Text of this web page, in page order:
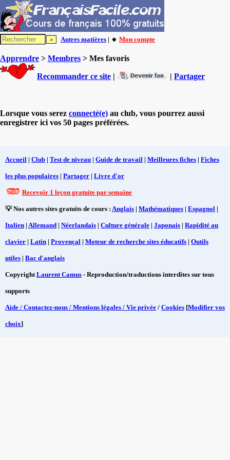
Autres matières | 🔸 Mon compte
Apprendre > Membres > Mes favoris
Recommander ce site | | Partager
Lorsque vous serez connecté(e) au club, vous pourrez aussi
enregistrer ici vos 50 pages préférées.
Accueil | Club | Test de niveau | Guide de travail | Meilleures fiches | Fiches
les plus populaires | Partager | Livre d'or
Recevoir 1 leçon gratuite par semaine
💡 Nos autres sites gratuits de cours : Anglais | Mathématiques | Espagnol |
Italien | Allemand | Néerlandais | Culture générale | Japonais | Rapidité au
clavier | Latin | Provençal | Moteur de recherche sites éducatifs | Outils
utiles | Bac d'anglais
CopyrightLaurent Camus - Reproduction/traductions interdites sur tous
supports
Aide / Contactez-nous / Mentions légales / Vie privée / Cookies [Modifier vos
choix]